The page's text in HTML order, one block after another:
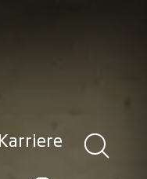
Karriere